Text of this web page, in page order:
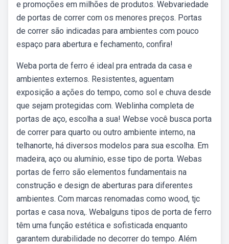
e promoções em milhões de produtos. Webvariedade
de portas de correr com os menores preços. Portas
de correr são indicadas para ambientes com pouco
espaço para abertura e fechamento, confira!
Weba porta de ferro é ideal pra entrada da casa e
ambientes externos. Resistentes, aguentam
exposição a ações do tempo, como sol e chuva desde
que sejam protegidas com. Weblinha completa de
portas de aço, escolha a sua! Webse você busca porta
de correr para quarto ou outro ambiente interno, na
telhanorte, há diversos modelos para sua escolha. Em
madeira, aço ou alumínio, esse tipo de porta. Webas
portas de ferro são elementos fundamentais na
construção e design de aberturas para diferentes
ambientes. Com marcas renomadas como wood, tjc
portas e casa nova,. Webalguns tipos de porta de ferro
têm uma função estética e sofisticada enquanto
garantem durabilidade no decorrer do tempo. Além